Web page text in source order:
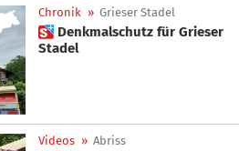
Chronik » Grieser Stadel
 Denkmalschutz für Grieser
Stadel
Videos » Abriss